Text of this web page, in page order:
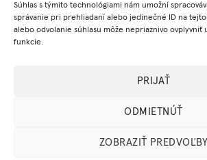
Súhlas s týmito technológiami nám umožní
správanie pri prehliadaní alebo jedinečné ID na tejto
alebo odvolanie súhlasu môže nepriaznivo ovplyvniť
funkcie.
PRIJAŤ
ODMIETNÚŤ
ZOBRAZIŤ PREDVOĽBY
Platobné metódy
© 2026 Mylo, s.r.o. Všetky práva